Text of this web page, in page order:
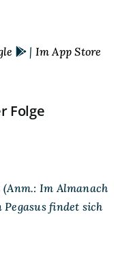
| Im App Store
Folge
(Anm.: Im Almanach
findet sich